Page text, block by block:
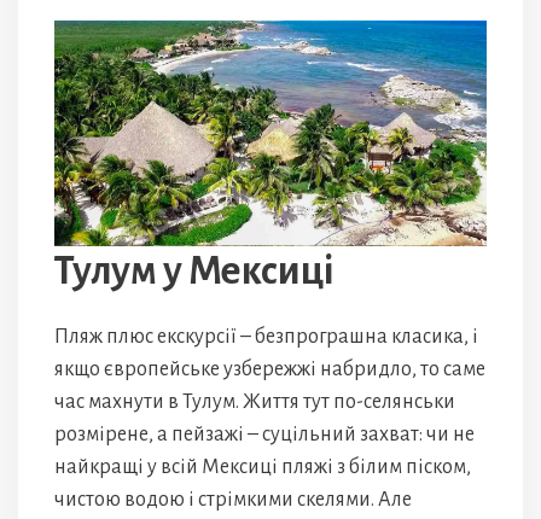
Тулум у Мексиці
Пляж плюс екскурсії – безпрограшна класика, і
якщо європейське узбережжі набридло, то саме
час махнути в Тулум. Життя тут по-селянськи
розмірене, а пейзажі – суцільний захват: чи не
найкращі у всій Мексиці пляжі з білим піском,
чистою водою і стрімкими скелями. Але